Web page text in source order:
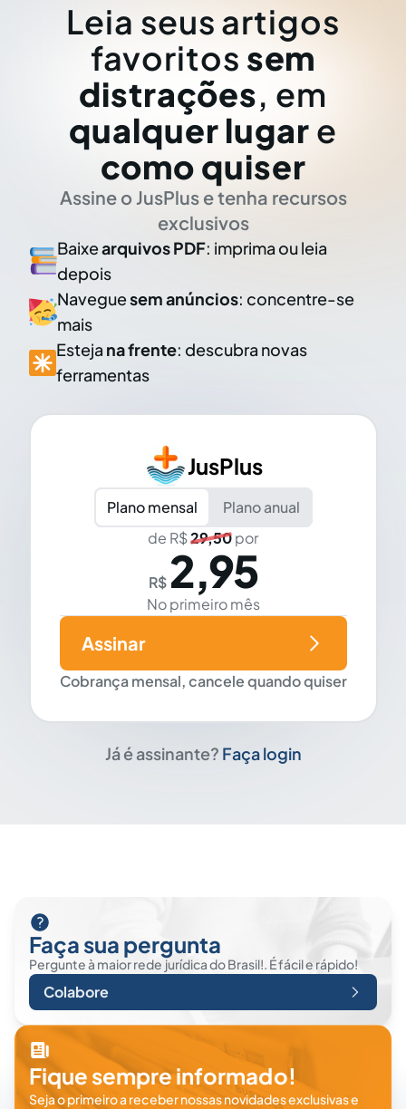
Leia seus artigos
favoritos sem
distrações, em
qualquer lugar e
como quiser
Assine o JusPlus e tenha recursos
exclusivos
Baixearquivos PDF: imprima ou leia
depois
Naveguesem anúncios: concentre-se
mais
Esteja na frente: descubra novas
ferramentas
JusPlus
Plano mensal
Plano anual
de R$29,50por
R$ 2,95
No primeiro mês
Cobrança mensal, cancele quando quiser
Assinar
Já é assinante? Faça login
Faça sua pergunta
Pergunte à maior rede jurídica do Brasil!. É fácil e rápido!
Colabore
Fique sempre informado!
Seja o primeiro a receber nossas novidades exclusivas e